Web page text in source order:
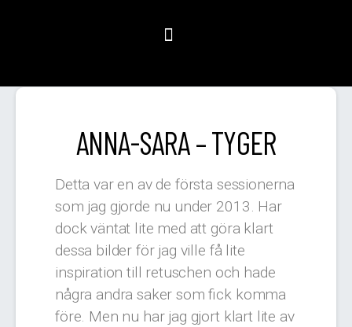
ANNA-SARA – TYGER
Detta var en av de första sessionerna
som jag gjorde nu under 2013. Har
dock väntat lite med att göra klart
dessa bilder för jag ville få lite
inspiration till retuschen och hade
några andra saker som fick komma
före. Men nu har jag gjort klart lite av